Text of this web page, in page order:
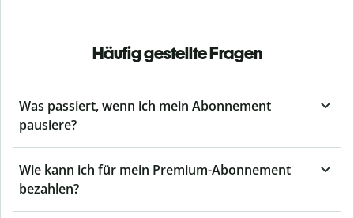
Häufig gestellte Fragen
Was passiert, wenn ich mein Abonnement
pausiere?
Wie kann ich für mein Premium-Abonnement
bezahlen?